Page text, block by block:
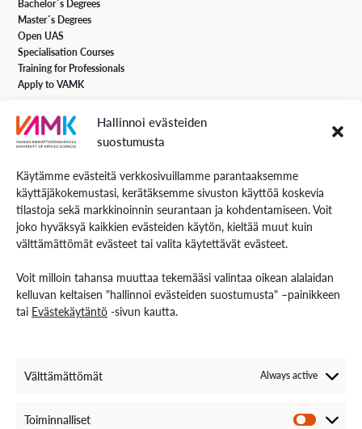
Hallinnoi evästeiden
suostumusta
Käytämme evästeitä verkkosivuillamme parantaaksemme
käyttäjäkokemustasi, kerätäksemme sivuston käyttöä koskevia
tilastoja sekä markkinoinnin seurantaan ja kohdentamiseen. Voit
joko hyväksyä kaikkien evästeiden käytön, kieltää muut kuin
välttämättömät evästeet tai valita käytettävät evästeet.
Voit milloin tahansa muuttaa tekemääsi valintaa oikean alalaidan
kelluvan keltaisen "hallinnoi evästeiden suostumusta" –painikkeen
tai Evästekäytäntö -sivun kautta.
Välttämättömät Always active
Toiminnalliset
Bachelor´s Degrees
Master´s Degrees
Open UAS
Specialisation Courses
Training for Professionals
Apply to VAMK
VAMK Services
Services for Business
Services for students
Energiaa online newspaper
Contact us and visiting hours
Staff Search
EXAM – electronic exam
Come Work with Us